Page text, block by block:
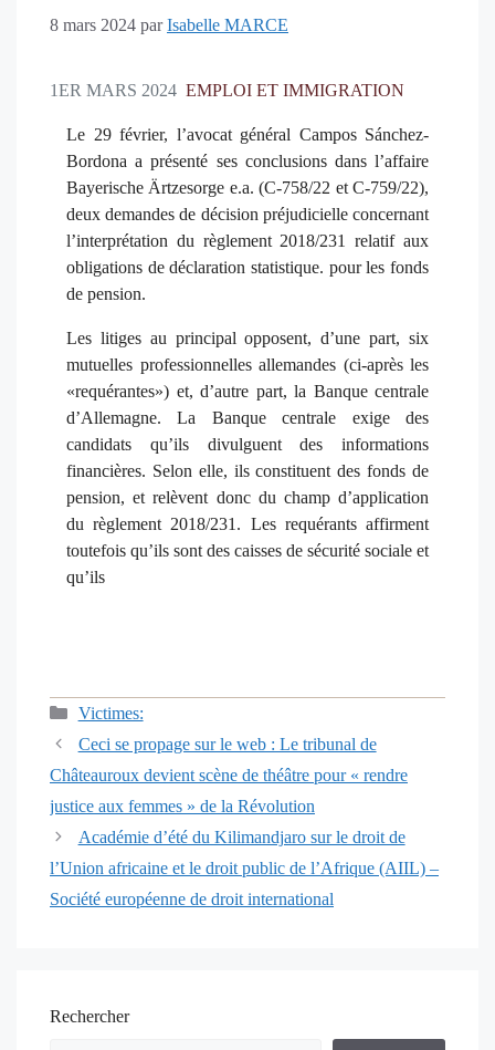
8 mars 2024 parIsabelle MARCE
1ER MARS 2024 EMPLOI ET IMMIGRATION
Le 29 février, l’avocat général Campos Sánchez-
Bordona a présenté ses conclusions dans l’affaire
Bayerische Ärtzesorge e.a. (C-758/22 et C-759/22),
deux demandes de décision préjudicielle concernant
l’interprétation du règlement 2018/231 relatif aux
obligations de déclaration statistique. pour les fonds
de pension.
Les litiges au principal opposent, d’une part, six
mutuelles professionnelles allemandes (ci-après les
«requérantes») et, d’autre part, la Banque centrale
d’Allemagne. La Banque centrale exige des
candidats qu’ils divulguent des informations
financières. Selon elle, ils constituent des fonds de
pension, et relèvent donc du champ d’application
du règlement 2018/231. Les requérants affirment
toutefois qu’ils sont des caisses de sécurité sociale et
qu’ils
Catégories
Victimes:
Navigation
des
Ceci se propage sur le web : Le tribunal de
Châteauroux devient scène de théâtre pour « rendre
justice aux femmes » de la Révolution
Académie d’été du Kilimandjaro sur le droit de
l’Union africaine et le droit public de l’Afrique (AIIL) –
Société européenne de droit international
Rechercher